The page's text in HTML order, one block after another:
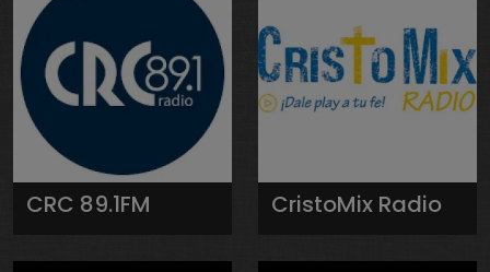
CRC 89.1FM CristoMix Radio